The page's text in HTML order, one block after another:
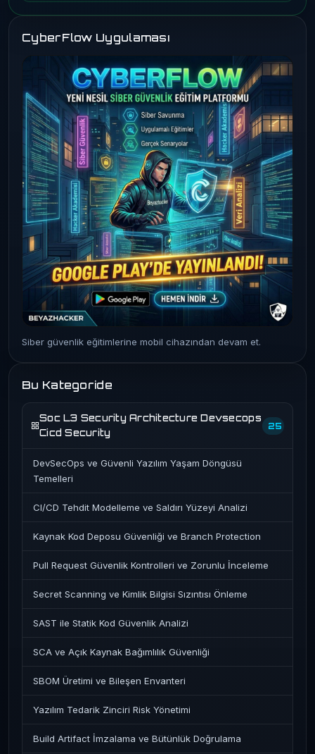
CyberFlow Uygulaması
Siber güvenlik eğitimlerine mobil cihazından devam et.
Bu Kategoride
Soc L3 Security Architecture Devsecops
Cicd Security
25
DevSecOps ve Güvenli Yazılım Yaşam Döngüsü
Temelleri
CI/CD Tehdit Modelleme ve Saldırı Yüzeyi Analizi
Kaynak Kod Deposu Güvenliği ve Branch Protection
Pull Request Güvenlik Kontrolleri ve Zorunlu İnceleme
Secret Scanning ve Kimlik Bilgisi Sızıntısı Önleme
SAST ile Statik Kod Güvenlik Analizi
SCA ve Açık Kaynak Bağımlılık Güvenliği
SBOM Üretimi ve Bileşen Envanteri
Yazılım Tedarik Zinciri Risk Yönetimi
Build Artifact İmzalama ve Bütünlük Doğrulama